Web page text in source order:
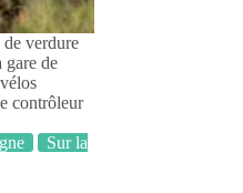
verdure
gare de
contrôleur
Sur la